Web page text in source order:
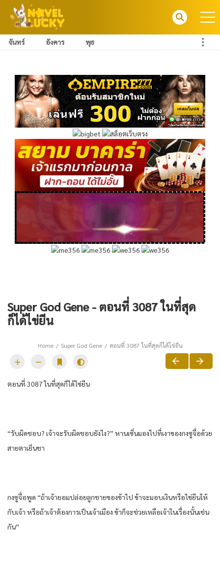
จันทร์ อังคาร พุธ
Super God Gene - ตอนที่ 3087 ในที่สุด
ก็ได้ไข่ยีน
Home Super God Gene ตอนที่ 3087 ในที่สุดก็ได้ไข่ยีน
ตอนที่ 3087 ในที่สุดก็ได้ไข่ยีน
“รับผิดชอบ? เจ้าจะรับผิดชอบยังไง?” หานเซิ่นมองไปที่เงาของกงซูจื่อด้วย
สายตาเย็นชา
กงซูจื่อพูด “ถ้าเจ้ายอมปล่อยลูกชายของข้าไป ข้าจะมอบเงินหรือไข่ยีนให้
กับเจ้า หรือถ้าเจ้าต้องการเป็นเจ้าเมือง ข้าก็จะช่วยเหลือเจ้าในเรื่องนั้นเช่น
กัน”